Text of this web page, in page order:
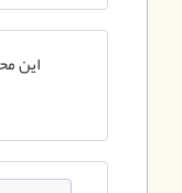
این